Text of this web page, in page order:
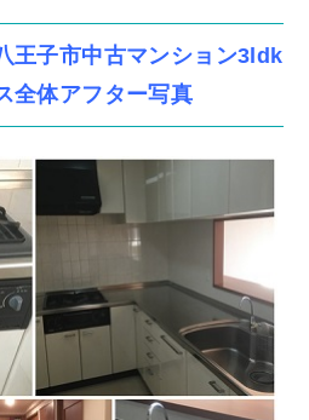
王子市中古マンション3ldk
全体アフター写真